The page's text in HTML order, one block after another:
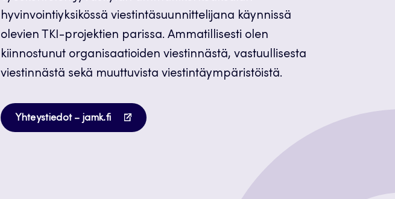
hyvinvointiyksikössä viestintäsuunnittelijana käynnissä
olevien TKI-projektien parissa. Ammatillisesti olen
kiinnostunut organisaatioiden viestinnästä, vastuullisesta
viestinnästä sekä muuttuvista viestintäympäristöistä.
Yhteystiedot – jamk.fi
Avautuu
uuteen